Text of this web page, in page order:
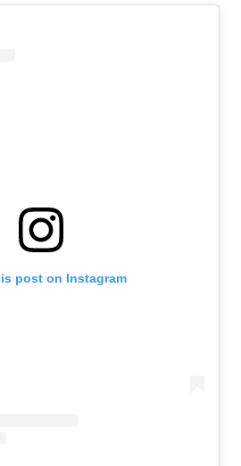
post on Instagram